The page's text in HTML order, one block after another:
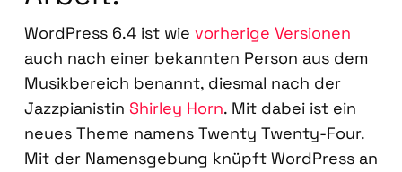
Word­Press 6.4 ist wie vor­he­ri­ge Ver­sio­nen
auch nach einer bekann­ten Per­son aus dem
Musik­be­reich benannt, dies­mal nach der
Jazz­pia­nis­tin Shir­ley Horn. Mit dabei ist ein
neu­es The­me namens Twen­ty Twen­ty-Four.
Mit der Namens­ge­bung knüpft Word­Press an